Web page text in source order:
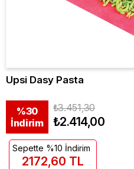
Upsi Dasy Pasta
%30
İndirim
₺3.451,30
₺2.414,00
Sepette %10 İndirim
2172,60 TL